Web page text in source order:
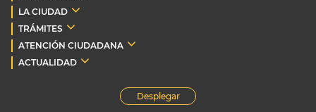
LA CIUDAD
TRÁMITES
ATENCIÓN CIUDADANA
ACTUALIDAD
Desplegar